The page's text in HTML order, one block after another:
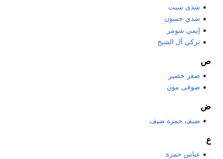
شذى سبت
شذي حسون
إيمي شومر
تركي آل الشيخ
ص
صقر خضير
صوفى مون
ض
ضيف حمزة ضيف
ع
عباس حمزة